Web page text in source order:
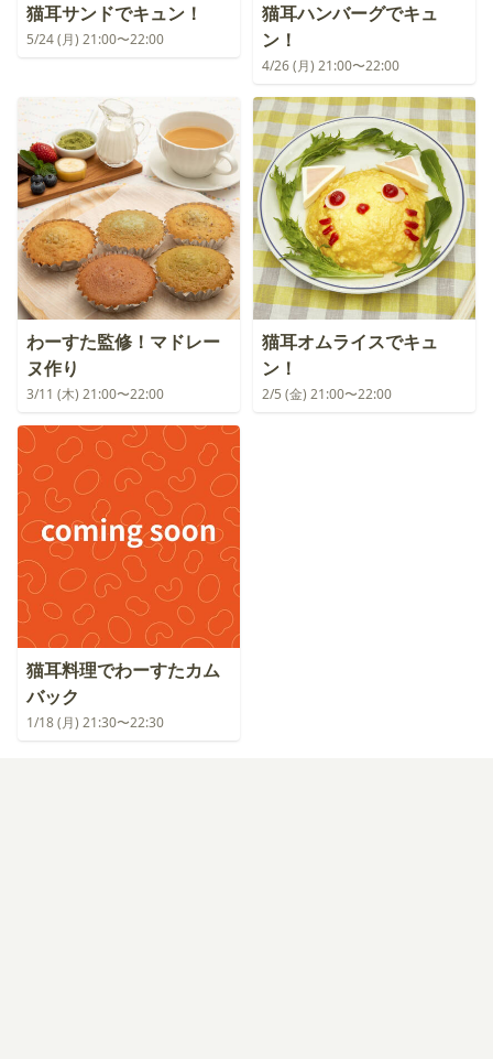
猫耳サンドでキュン！
5/24 (月) 21:00〜22:00
猫耳ハンバーグでキュ
ン！
4/26 (月) 21:00〜22:00
わーすた監修！マドレー
ヌ作り
3/11 (木) 21:00〜22:00
猫耳オムライスでキュ
ン！
2/5 (金) 21:00〜22:00
猫耳料理でわーすたカム
バック
1/18 (月) 21:30〜22:30